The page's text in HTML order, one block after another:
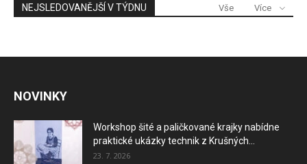
NEJSLEDOVANĚJŠÍ V TÝDNU Vše Více
NOVINKY
Workshop šité a paličkované krajky nabídne
praktické ukázky technik z Krušných...
23. 7. 2026